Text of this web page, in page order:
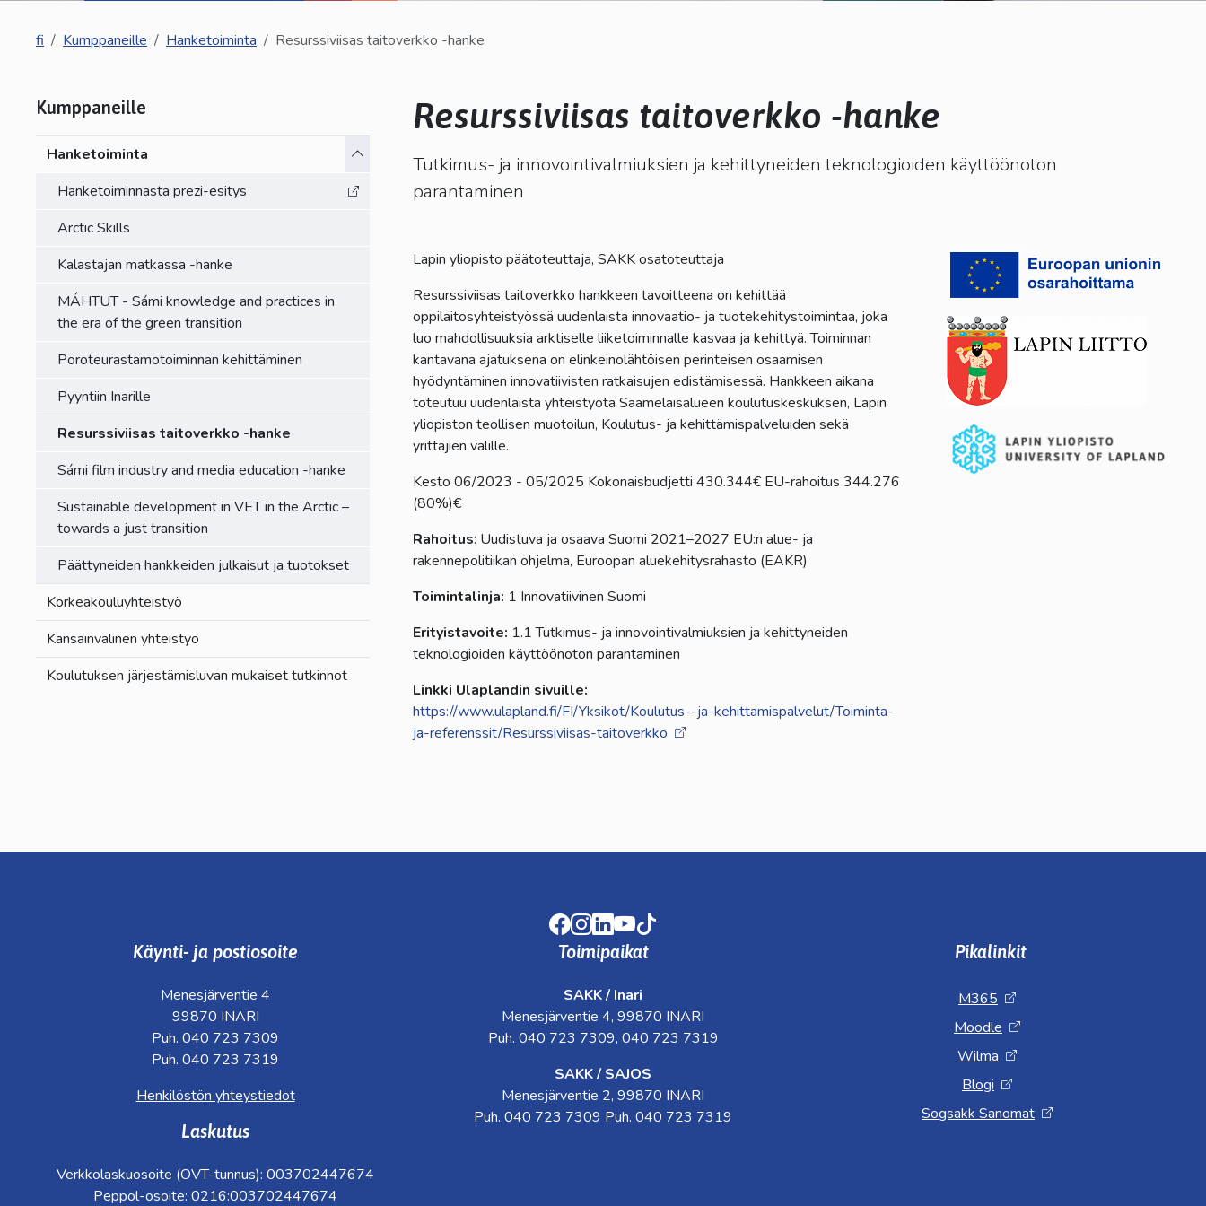
fi Kumppaneille Hanketoiminta Resurssiviisas taitoverkko -hanke
Kumppaneille
Hanketoiminta
Vaihda alasvetovalikkoa
Hanketoiminnasta prezi-esitys
Arctic Skills
Kalastajan matkassa -hanke
MÁHTUT - Sámi knowledge and practices in
the era of the green transition
Poroteurastamotoiminnan kehittäminen
Pyyntiin Inarille
Resurssiviisas taitoverkko -hanke
Sámi film industry and media education -hanke
Sustainable development in VET in the Arctic –
towards a just transition
Päättyneiden hankkeiden julkaisut ja tuotokset
Korkeakouluyhteistyö
Kansainvälinen yhteistyö
Koulutuksen järjestämisluvan mukaiset tutkinnot
Resurssiviisas taitoverkko -hanke
Tutkimus- ja innovointivalmiuksien ja kehittyneiden teknologioiden käyttöönoton
parantaminen
Lapin yliopisto päätoteuttaja, SAKK osatoteuttaja
Resurssiviisas taitoverkko hankkeen tavoitteena on kehittää
oppilaitosyhteistyössä uudenlaista innovaatio- ja tuotekehitystoimintaa, joka
luo mahdollisuuksia arktiselle liiketoiminnalle kasvaa ja kehittyä. Toiminnan
kantavana ajatuksena on elinkeinolähtöisen perinteisen osaamisen
hyödyntäminen innovatiivisten ratkaisujen edistämisessä. Hankkeen aikana
toteutuu uudenlaista yhteistyötä Saamelaisalueen koulutuskeskuksen, Lapin
yliopiston teollisen muotoilun, Koulutus- ja kehittämispalveluiden sekä
yrittäjien välille.
Kesto 06/2023 - 05/2025 Kokonaisbudjetti 430.344€ EU-rahoitus 344.276
(80%)€
Rahoitus: Uudistuva ja osaava Suomi 2021–2027 EU:n alue- ja
rakennepolitiikan ohjelma, Euroopan aluekehitysrahasto (EAKR)
Toimintalinja: 1 Innovatiivinen Suomi
Erityistavoite: 1.1 Tutkimus- ja innovointivalmiuksien ja kehittyneiden
teknologioiden käyttöönoton parantaminen
Linkki Ulaplandin sivuille:
https://www.ulapland.fi/FI/Yksikot/Koulutus--ja-kehittamispalvelut/Toiminta-
ja-referenssit/Resurssiviisas-taitoverkko
Facebook
Instagram
LinkedIn
Youtube
Käynti- ja postiosoite
Menesjärventie 4
99870 INARI
Puh. 040 723 7309
Puh. 040 723 7319
Henkilöstön yhteystiedot
Laskutus
Verkkolaskuosoite (OVT-tunnus): 003702447674
Peppol-osoite: 0216:003702447674
Toimipaikat
SAKK / Inari
Menesjärventie 4, 99870 INARI
Puh. 040 723 7309, 040 723 7319
SAKK / SAJOS
Menesjärventie 2, 99870 INARI
Puh. 040 723 7309 Puh. 040 723 7319
Pikalinkit
M365
Moodle
Wilma
Blogi
Sogsakk Sanomat